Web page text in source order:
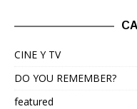
CINE Y TV
DO YOU REMEMBER?
featured